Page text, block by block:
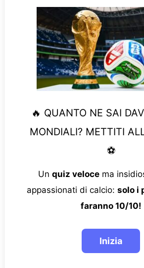
🔥 QUANTO NE SAI
MONDIALI? METTITI
⚽
Un quiz velocema
appassionati di calcio: solo i
faranno 10/10!